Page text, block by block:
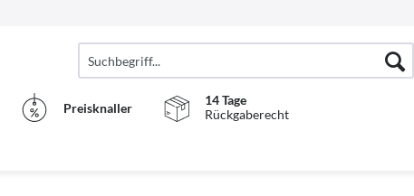
Preisknaller
14 Tage
Rückgaberecht